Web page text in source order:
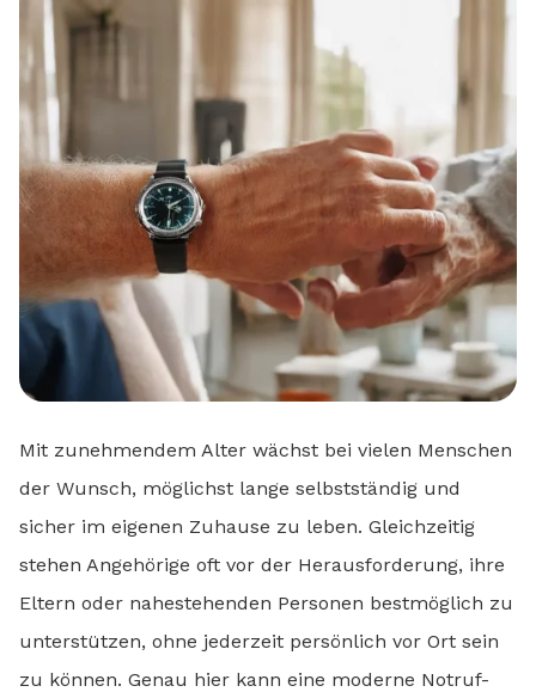
Mit zunehmendem Alter wächst bei vielen Menschen
der Wunsch, möglichst lange selbstständig und
sicher im eigenen Zuhause zu leben. Gleichzeitig
stehen Angehörige oft vor der Herausforderung, ihre
Eltern oder nahestehenden Personen bestmöglich zu
unterstützen, ohne jederzeit persönlich vor Ort sein
zu können. Genau hier kann eine moderne Notruf-